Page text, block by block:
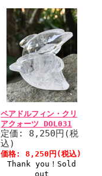
ペアドルフィン・クリ
アクォーツ DOL031
定価: 8,250円(税
込)
価格: 8,250円(税込)
Thank you！Sold
out